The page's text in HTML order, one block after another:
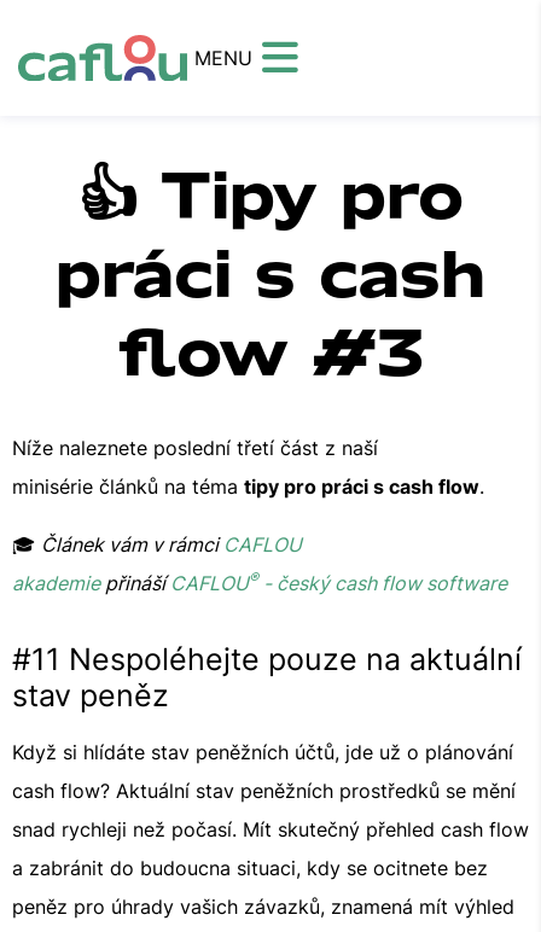
MENU
👍 Tipy pro
práci s cash
flow #3
Níže naleznete poslední třetí část z naší
minisérie článků na téma tipy pro práci s cash flow.
🎓 Článek vám v rámci CAFLOU
akademiepřinášíCAFLOU®- český cash flow software
#11 Nespoléhejte pouze na aktuální
stav peněz
Když si hlídáte stav peněžních účtů, jde už o plánování
cash flow? Aktuální stav peněžních prostředků se mění
snad rychleji než počasí. Mít skutečný přehled cash flow
a zabránit do budoucna situaci, kdy se ocitnete bez
peněz pro úhrady vašich závazků, znamená mít výhled